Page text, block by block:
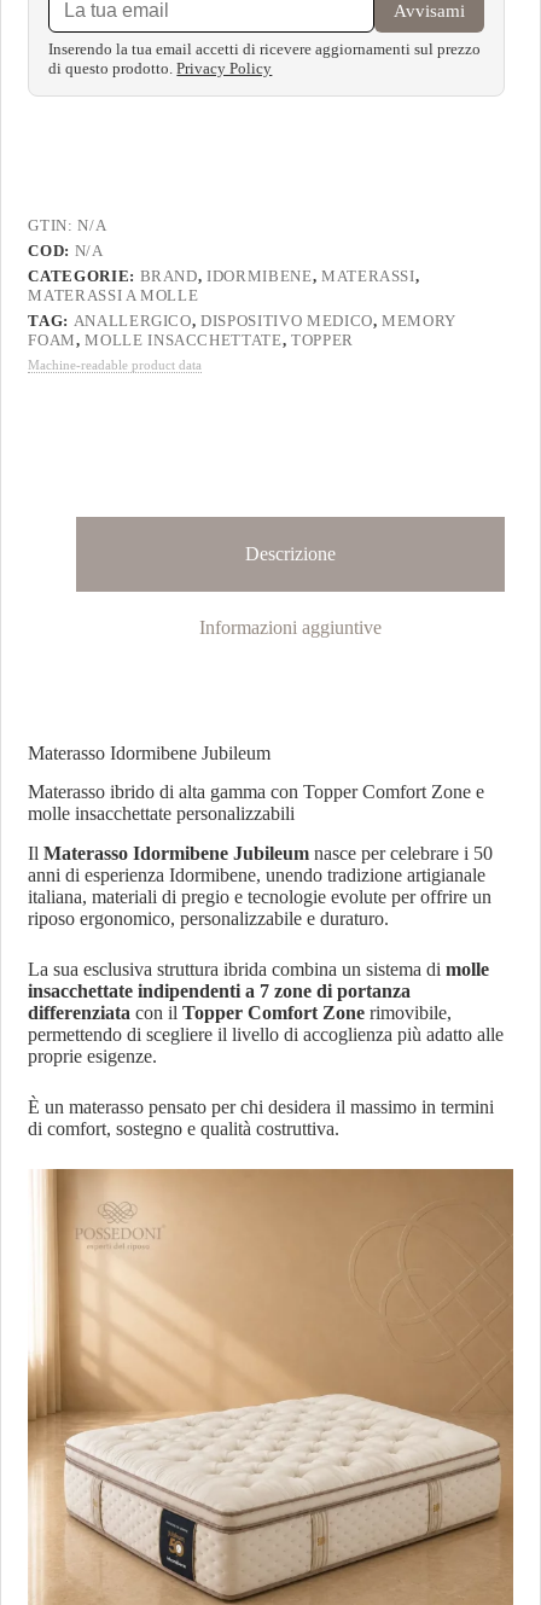
Avvisami
Inserendo la tua email accetti di ricevere aggiornamenti sul prezzo
di questo prodotto.Privacy Policy
GTIN: N/A
COD: N/A
CATEGORIE: BRAND,IDORMIBENE, MATERASSI,
MATERASSI A MOLLE
TAG: ANALLERGICO,DISPOSITIVO MEDICO,MEMORY
FOAM,MOLLE INSACCHETTATE, TOPPER
Machine-readable product data
Descrizione
Informazioni aggiuntive
Materasso Idormibene Jubileum
Materasso ibrido di alta gamma con Topper Comfort Zone e
molle insacchettate personalizzabili
IlMaterasso Idormibene Jubileum nasce per celebrare i 50
anni di esperienza Idormibene, unendo tradizione artigianale
italiana, materiali di pregio e tecnologie evolute per offrire un
riposo ergonomico, personalizzabile e duraturo.
La sua esclusiva struttura ibrida combina un sistema dimolle
insacchettate indipendenti a 7 zone di portanza
differenziata con ilTopper Comfort Zone rimovibile,
permettendo di scegliere il livello di accoglienza più adatto alle
proprie esigenze.
È un materasso pensato per chi desidera il massimo in termini
di comfort, sostegno e qualità costruttiva.